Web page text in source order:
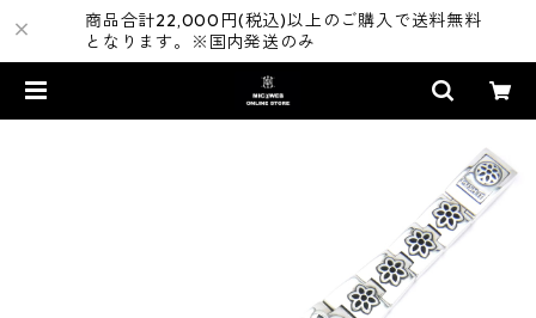
商品合計22,000円(税込)以上のご購入で送料無料
となります。※国内発送のみ